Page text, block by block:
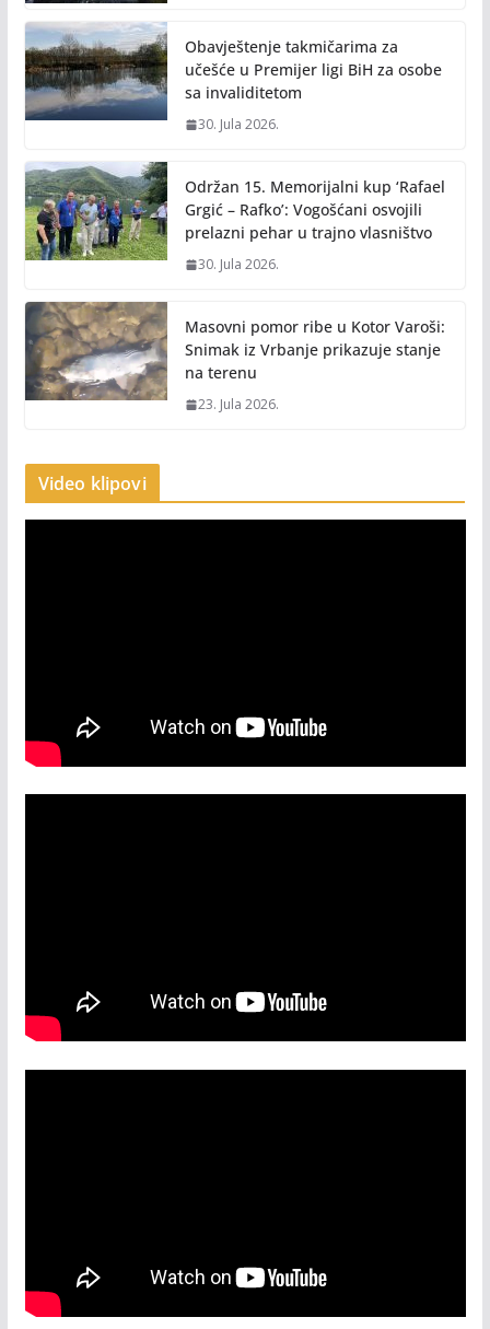
Obavještenje takmičarima za
učešće u Premijer ligi BiH za osobe
sa invaliditetom
30. Jula 2026.
Održan 15. Memorijalni kup ‘Rafael
Grgić – Rafko’: Vogošćani osvojili
prelazni pehar u trajno vlasništvo
30. Jula 2026.
Masovni pomor ribe u Kotor Varoši:
Snimak iz Vrbanje prikazuje stanje
na terenu
23. Jula 2026.
Video klipovi